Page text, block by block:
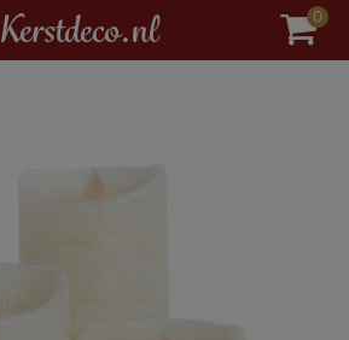
Kerstdeco.nl 0
modal-check